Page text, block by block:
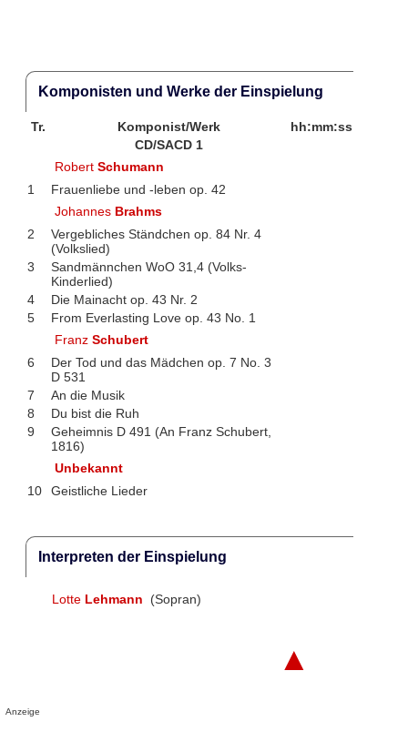
Komponisten und Werke der Einspielung
Tr. Komponist/Werk
hh:mm:ss
CD/SACD 1
RobertSchumann
1
Frauenliebe und -leben op. 42
Johannes Brahms
2
Vergebliches Ständchen op. 84 Nr. 4
(Volkslied)
3
Sandmännchen WoO 31,4 (Volks-
Kinderlied)
4
Die Mainacht op. 43 Nr. 2
5
From Everlasting Love op. 43 No. 1
FranzSchubert
6
Der Tod und das Mädchen op. 7 No. 3
D 531
7
An die Musik
8
Du bist die Ruh
9
Geheimnis D 491 (An Franz Schubert,
1816)
Unbekannt
10
Geistliche Lieder
Interpreten der Einspielung
Lotte Lehmann (Sopran)
▲
Anzeige